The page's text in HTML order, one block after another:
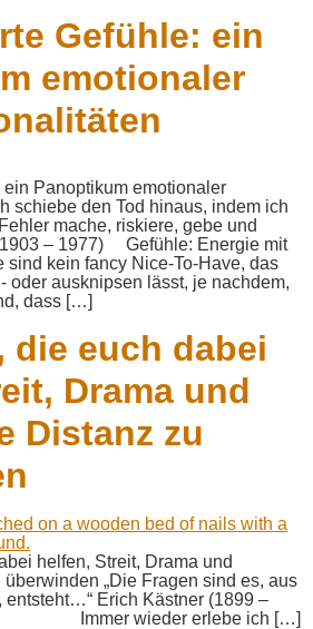
Gefühle: ein
emotionaler
Panoptikum emotionaler
schiebe den Tod hinaus, indem ich
mache, riskiere, gebe und
– 1977) Gefühle: Energie mit
sind kein fancy Nice-To-Have, das
oder ausknipsen lässt, je nachdem,
dass […]
die euch dabei
Drama und
Distanz zu
helfen, Streit, Drama und
„Die Fragen sind es, aus
entsteht…“ Erich Kästner (1899 –
wieder erlebe ich […]